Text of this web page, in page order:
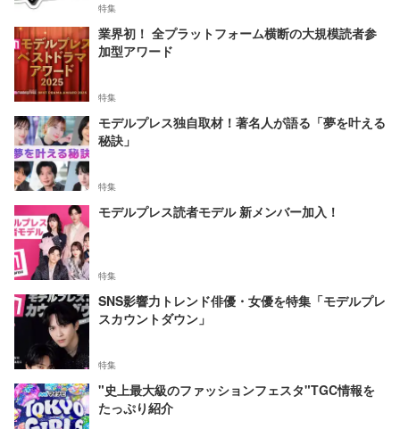
特集
業界初！ 全プラットフォーム横断の大規模読者参
加型アワード
特集
モデルプレス独自取材！著名人が語る「夢を叶える
秘訣」
特集
モデルプレス読者モデル 新メンバー加入！
特集
SNS影響力トレンド俳優・女優を特集「モデルプレ
スカウントダウン」
特集
"史上最大級のファッションフェスタ"TGC情報を
たっぷり紹介